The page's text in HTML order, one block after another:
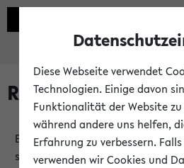
Raumänderungen
Es wurden keine
stattfindenden Veranstaltungen
Diese Webseite verwendet
Technologien. Einige davon
Funktionalität der Website
während andere uns helfen,
Erfahrung zu verbessern.
verwenden wir Cookies und